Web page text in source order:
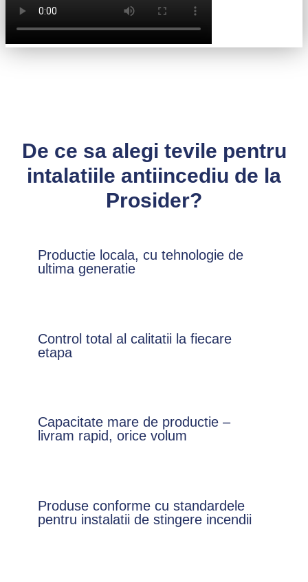
De ce sa alegi tevile pentru
intalatiile antiincediu de la
Prosider?
Productie locala, cu tehnologie de
ultima generatie
Control total al calitatii la fiecare
etapa
Capacitate mare de productie –
livram rapid, orice volum
Produse conforme cu standardele
pentru instalatii de stingere incendii